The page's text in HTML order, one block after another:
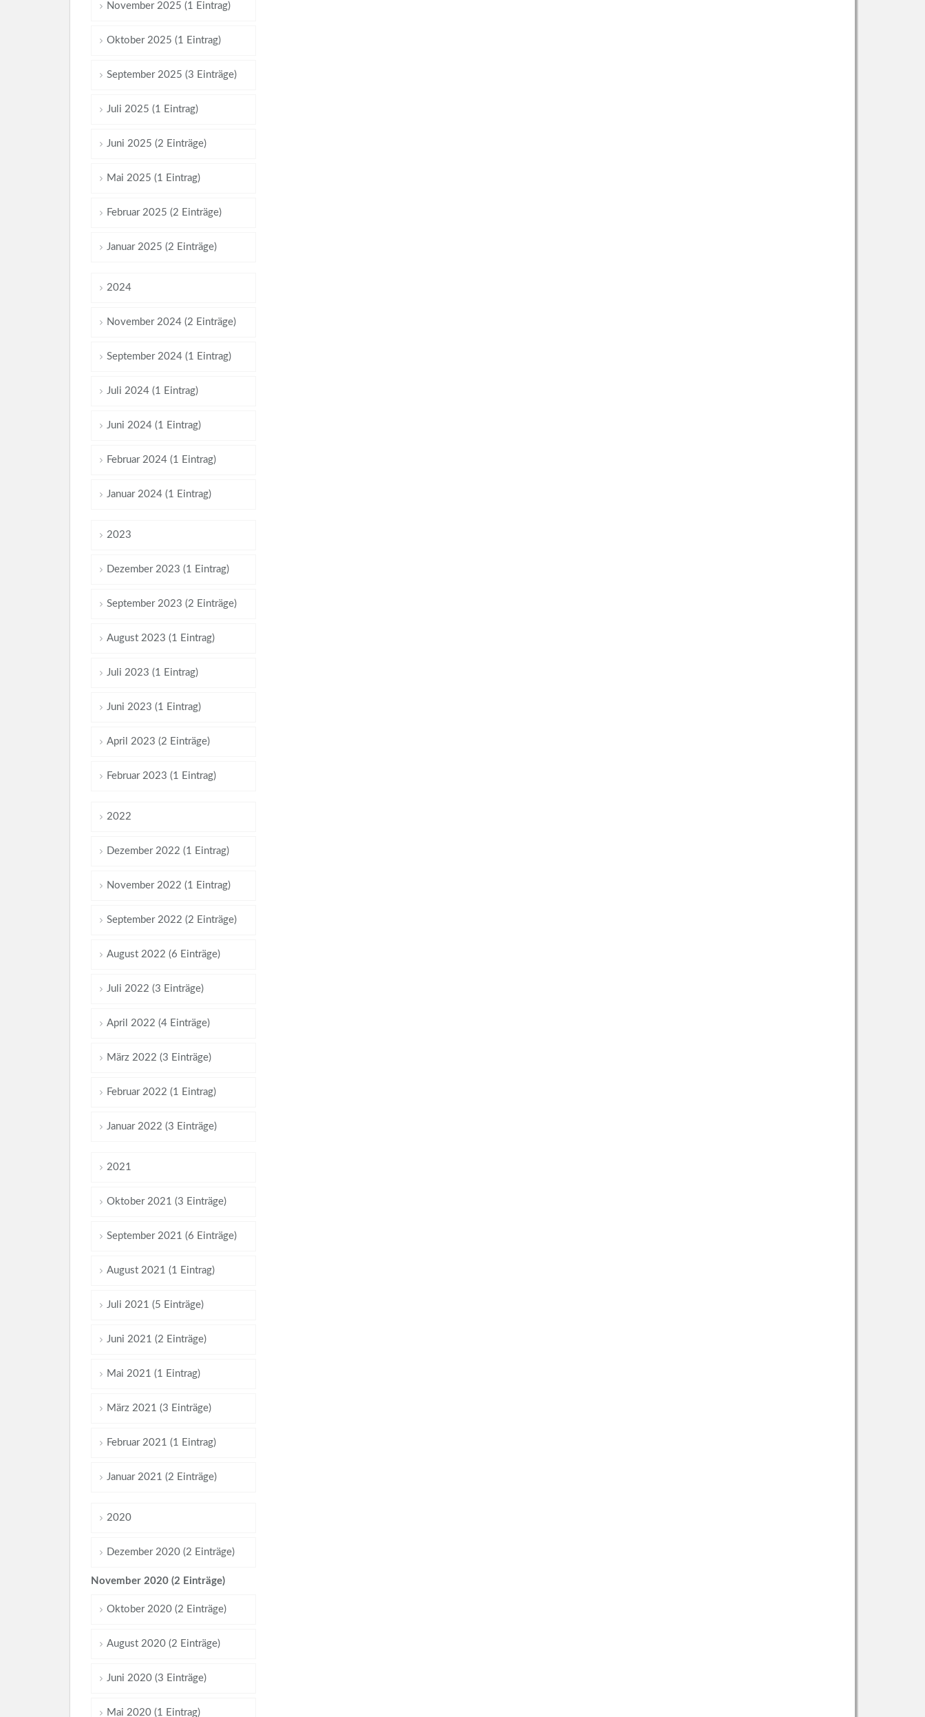
November 2025 (1 Eintrag)
Oktober 2025 (1 Eintrag)
September 2025 (3 Einträge)
Juli 2025 (1 Eintrag)
Juni 2025 (2 Einträge)
Mai 2025 (1 Eintrag)
Februar 2025 (2 Einträge)
Januar 2025 (2 Einträge)
2024
November 2024 (2 Einträge)
September 2024 (1 Eintrag)
Juli 2024 (1 Eintrag)
Juni 2024 (1 Eintrag)
Februar 2024 (1 Eintrag)
Januar 2024 (1 Eintrag)
2023
Dezember 2023 (1 Eintrag)
September 2023 (2 Einträge)
August 2023 (1 Eintrag)
Juli 2023 (1 Eintrag)
Juni 2023 (1 Eintrag)
April 2023 (2 Einträge)
Februar 2023 (1 Eintrag)
2022
Dezember 2022 (1 Eintrag)
November 2022 (1 Eintrag)
September 2022 (2 Einträge)
August 2022 (6 Einträge)
Juli 2022 (3 Einträge)
April 2022 (4 Einträge)
März 2022 (3 Einträge)
Februar 2022 (1 Eintrag)
Januar 2022 (3 Einträge)
2021
Oktober 2021 (3 Einträge)
September 2021 (6 Einträge)
August 2021 (1 Eintrag)
Juli 2021 (5 Einträge)
Juni 2021 (2 Einträge)
Mai 2021 (1 Eintrag)
März 2021 (3 Einträge)
Februar 2021 (1 Eintrag)
Januar 2021 (2 Einträge)
2020
Dezember 2020 (2 Einträge)
November 2020 (2 Einträge)
Oktober 2020 (2 Einträge)
August 2020 (2 Einträge)
Juni 2020 (3 Einträge)
Mai 2020 (1 Eintrag)